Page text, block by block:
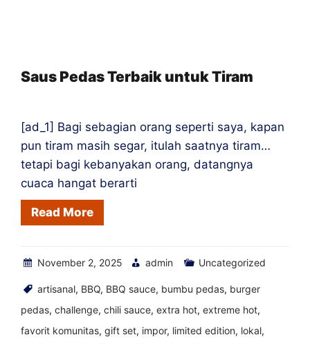
St.
Saus Pedas Terbaik untuk Tiram
[ad_1] Bagi sebagian orang seperti saya, kapan
pun tiram masih segar, itulah saatnya tiram…
tetapi bagi kebanyakan orang, datangnya
cuaca hangat berarti
Read More
November 2, 2025 admin Uncategorized
artisanal, BBQ, BBQ sauce, bumbu pedas, burger
pedas, challenge, chili sauce, extra hot, extreme hot,
favorit komunitas, gift set, impor, limited edition, lokal,